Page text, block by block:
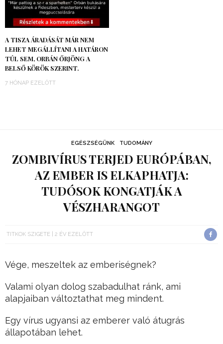
A TISZA ÁRADÁSÁT MÁR NEM
LEHET MEGÁLLÍTANI A HATÁRON
TÚL SEM, ORBÁN ŐRJÖNG A
BELSŐ KÖRÖK SZERINT.
7 HÓNAP EZELŐTT
EGÉSZSÉGÜNK TUDOMÁNY
ZOMBIVÍRUS TERJED EURÓPÁBAN,
AZ EMBER IS ELKAPHATJA:
TUDÓSOK KONGATJÁK A
VÉSZHARANGOT
TITKOK SZIGETE 2 ÉV EZELŐTT
Vége, meszeltek az emberiségnek?
Valami olyan dolog szabadulhat ránk, ami
alapjaiban változtathat meg mindent.
Egy vírus ugyansi az emberer való átugrás
állapotában lehet.